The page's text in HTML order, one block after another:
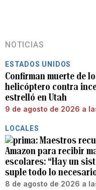
NOTICIAS
ESTADOS UNIDOS
Confirman muerte de
helicóptero contra
estrelló en Utah
9 de agosto de 2026 a
LOCALES
Maestros
Amazon para recibir
escolares: “Hay un
suple todo lo
8 de agosto de 2026 a